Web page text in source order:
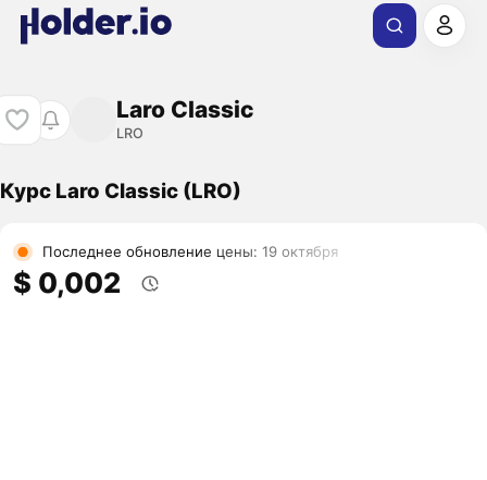
Laro Classic
LRO
Курс Laro Classic (LRO)
Последнее обновление цены: 19 октября
$ 0,002